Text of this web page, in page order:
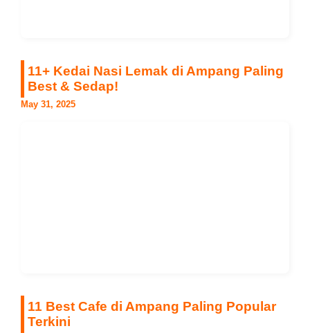
11+ Kedai Nasi Lemak di Ampang Paling
Best & Sedap!
May 31, 2025
11 Best Cafe di Ampang Paling Popular
Terkini